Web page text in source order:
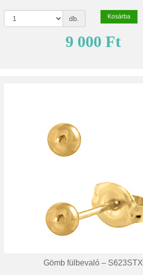
db. Kosárba
9 000 Ft
Gömb fülbevaló – S623STX